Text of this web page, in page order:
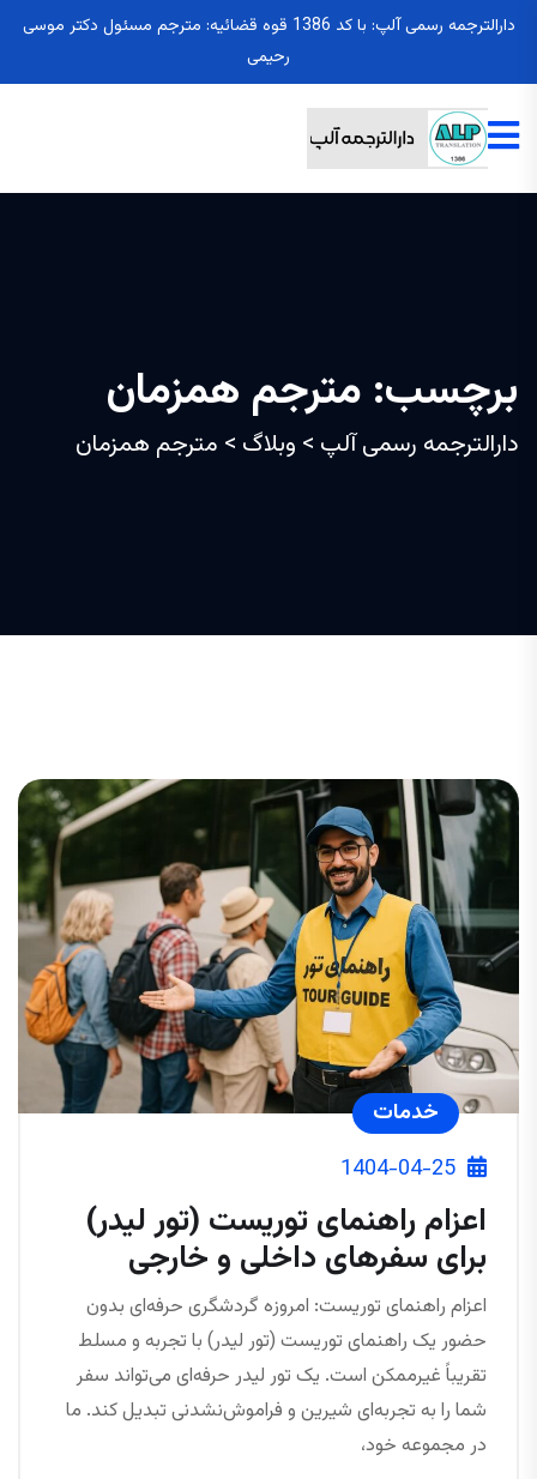
دارالترجمه رسمی آلپ: با کد 1386 قوه قضائیه: مترجم مسئول دکتر موسی
رحیمی
برچسب: مترجم همزمان
دارالترجمه رسمی آلپ > وبلاگ > مترجم همزمان
خدمات
1404-04-25
اعزام راهنمای توریست (تور لیدر)
برای سفرهای داخلی و خارجی
اعزام راهنمای توریست: امروزه گردشگری حرفه‌ای بدون
حضور یک راهنمای توریست (تور لیدر) با تجربه و مسلط
تقریباً غیرممکن است. یک تور لیدر حرفه‌ای می‌تواند سفر
شما را به تجربه‌ای شیرین و فراموش‌نشدنی تبدیل کند. ما
در مجموعه خود،